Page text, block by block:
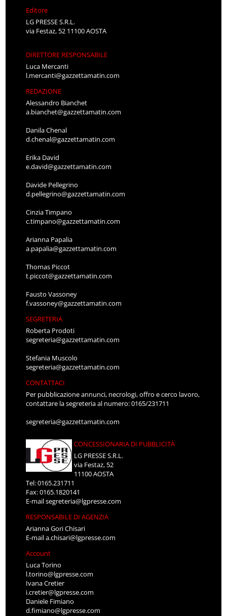
Editore
LG PRESSE S.R.L.
via Festaz, 52 11100 AOSTA
DIRETTORE RESPONSABILE
Luca Mercanti
l.mercanti@gazzettamatin.com
REDAZIONE
Alessandro Bianchet
a.bianchet@gazzettamatin.com
Danila Chenal
d.chenal@gazzettamatin.com
Erika David
e.david@gazzettamatin.com
Davide Pellegrino
d.pellegrino@gazzettamatin.com
Cinzia Timpano
c.timpano@gazzettamatin.com
Arianna Papalia
a.papalia@gazzettamatin.com
Thomas Piccot
t.piccot@gazzettamatin.com
Fausto Vassoney
f.vassoney@gazzettamatin.com
SEGRETERIA
Roberta Prodoti
segreteria@gazzettamatin.com
Stefania Muscolo
segreteria@gazzettamatin.com
CONTATTACI
Per pubblicazione annunci, necrologi, offro e cerco lavoro,
contattare la segreteria al numero: 0165/231711
segreteria@gazzettamatin.com
CONCESSIONARIA DI PUBBLICITÀ
LG PRESSE S.R.L.
via Festaz, 52
11100 AOSTA
Tel: 0165.231711
Fax: 0165.1820141
E-mailsegreteria@lgpresse.com
RESPONSABILE DI AGENZIA
Arianna Gori Chisari
E-maila.chisari@lgpresse.com
Account
Luca Torino
l.torino@lgpresse.com
Ivana Cretier
i.cretier@lgpresse.com
Daniele Fimiano
d.fimiano@lgpresse.com